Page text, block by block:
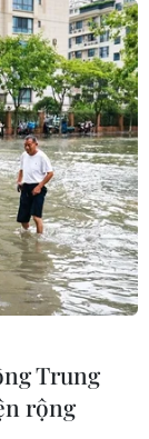
Trung
rộng